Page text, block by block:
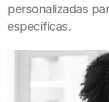
personalizadas
específicas.